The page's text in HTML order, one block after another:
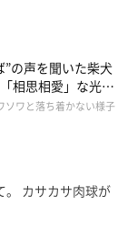
”の声を聞いた柴犬
相思相愛」な光景
ソワと落ち着かない様子
。 カサカサ肉球が